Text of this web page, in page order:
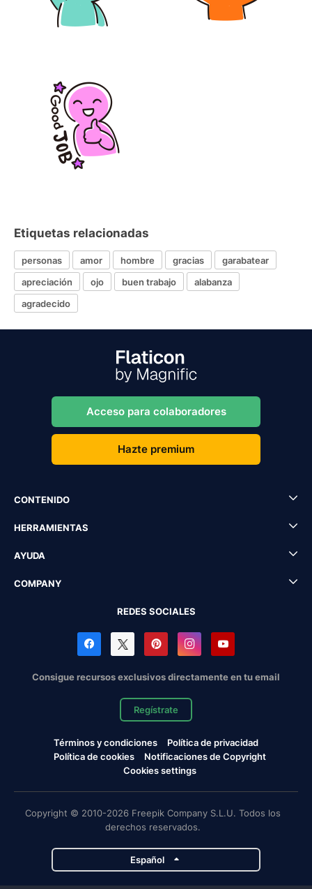
Etiquetas relacionadas
personas amor hombre gracias
garabatear
apreciación
ojo buen trabajo
alabanza
agradecido
Acceso para colaboradores
Hazte premium
CONTENIDO
HERRAMIENTAS
AYUDA
COMPANY
REDES SOCIALES
Consigue recursos exclusivos directamente en tu email
Regístrate
Términos y condiciones
Política de privacidad
Política de cookies
Notificaciones de Copyright
Cookies settings
Copyright © 2010-2026 Freepik Company S.L.U. Todos los
derechos reservados.
Español